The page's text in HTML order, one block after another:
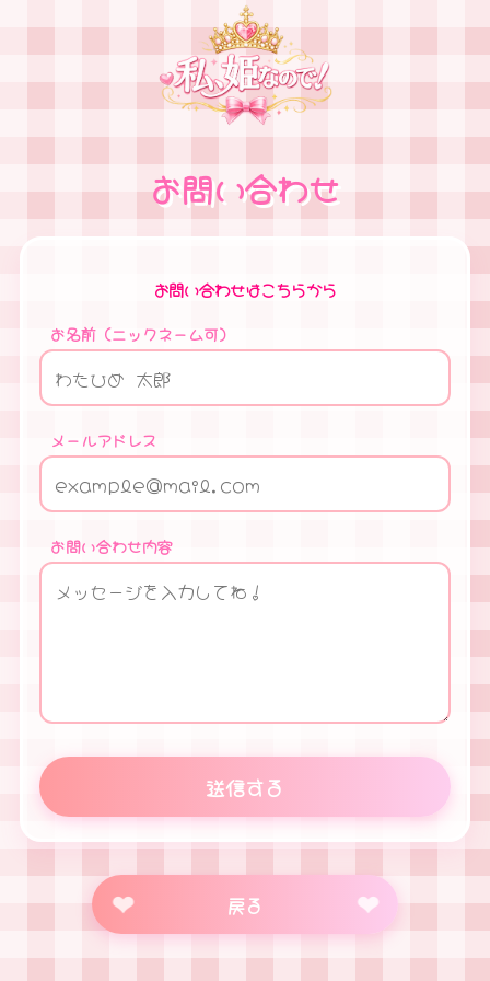
お問い合わせ
お問い合わせはこちらから
お名前（ニックネーム可）
メールアドレス
お問い合わせ内容
送信する
戻る